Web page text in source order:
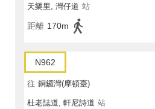
天樂里, 灣仔道 站
距離 170m
N962
往 銅鑼灣(摩頓臺)
杜老誌道, 軒尼詩道 站